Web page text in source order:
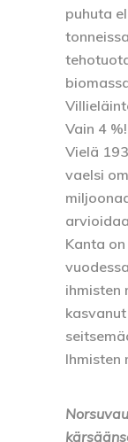
puhuta
Vain 4
Vielä
vaelsi
Kanta
ihmisten
Ihmisten